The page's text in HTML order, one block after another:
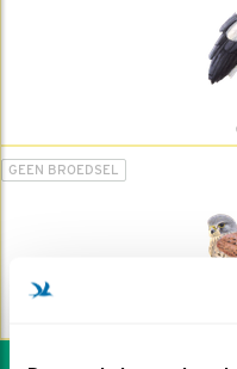
GEEN BROEDSEL